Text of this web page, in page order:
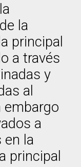
la
principal
a través
y
al
embargo
a
en la
principal